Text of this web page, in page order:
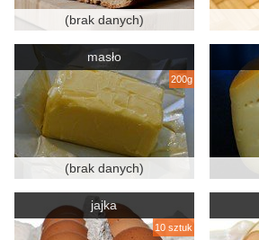
(brak danych)
masło
200g
(brak danych)
jajka
10 sztuk